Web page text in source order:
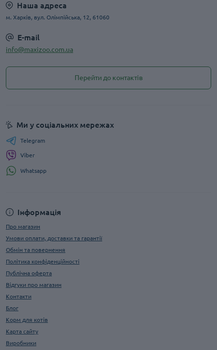
Наша адреса
м. Харків, вул. Олімпійська, 12, 61060
E-mail
info@maxizoo.com.ua
Перейти до контактів
Інформація
Про магазин
Умови оплати, доставки та гарантії
Обмін та повернення
Політика конфіденційності
Публічна оферта
Відгуки про магазин
Контакти
Блог
Корм для котів
Карта сайту
Виробники
Ми у соціальних мережах
Telegram
Viber
Whatsapp